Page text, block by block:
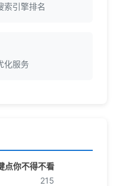
索引擎排名
化服务
点你不得不看
215